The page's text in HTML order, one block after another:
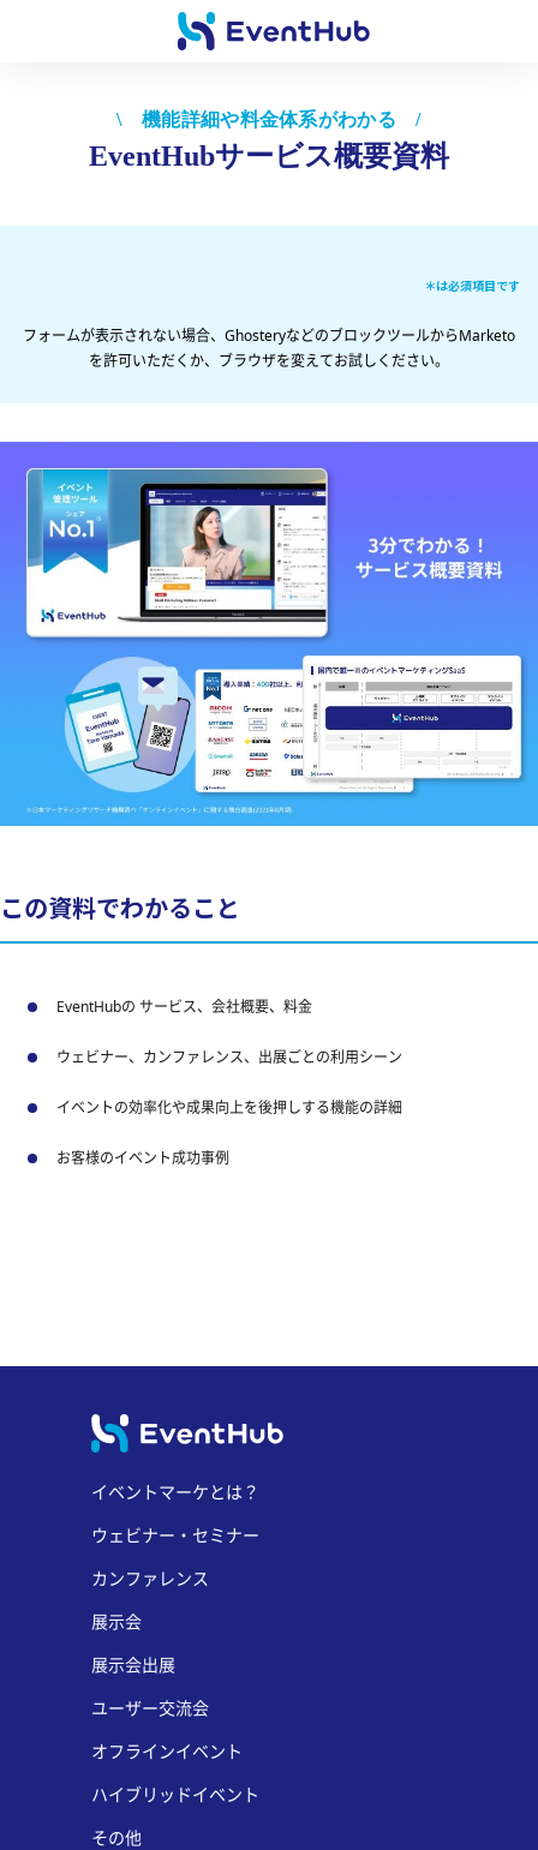
この資料でわかること
EventHubの サービス、会社概要、料金
ウェビナー、カンファレンス、出展ごとの利用シーン
イベントの効率化や成果向上を後押しする機能の詳細
お客様のイベント成功事例
＊は必須項目です
フォームが表示されない場合、GhosteryなどのブロックツールからMarketo
を許可いただくか、ブラウザを変えてお試しください。
\ 機能詳細や料金体系がわかる /
EventHubサービス概要資料
イベントマーケとは？
ウェビナー・セミナー
カンファレンス
展示会
展示会出展
ユーザー交流会
オフラインイベント
ハイブリッドイベント
その他